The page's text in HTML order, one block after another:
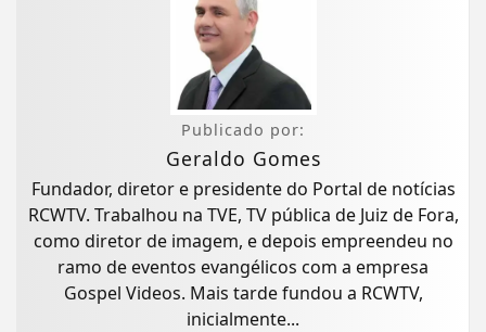
Publicado por:
Geraldo Gomes
Fundador, diretor e presidente do Portal de notícias
RCWTV. Trabalhou na TVE, TV pública de Juiz de Fora,
como diretor de imagem, e depois empreendeu no
ramo de eventos evangélicos com a empresa
Gospel Videos. Mais tarde fundou a RCWTV,
inicialmente...